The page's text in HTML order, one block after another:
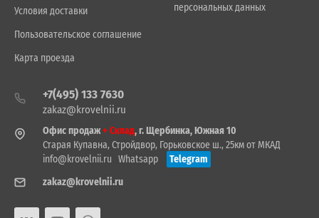
Условия доставки
Пользовательское соглашение
Карта проезда
персональных данных
+7(495) 133 7630
zakaz@krovelnii.ru
Офис продаж+ Склад, г. Щербинка, Южная 10
Старая Купавна, Стройдвор, Горьковское ш., 25км от МКАД
info@krovelnii.ru Whatsapp
Telegram
zakaz@krovelnii.ru